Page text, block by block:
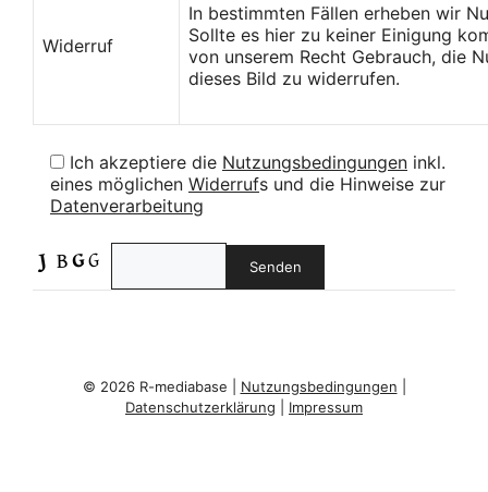
Widerruf
In bestimmten Fällen erheben wir
Sollte es hier zu keiner Einigung
von unserem Recht Gebrauch, die
dieses Bild zu widerrufen.
Ich akzeptiere die Nutzungsbedingungen inkl.
eines möglichen Widerrufs und die Hinweise zur
Datenverarbeitung
© 2026 R-mediabase | Nutzungsbedingungen
Datenschutzerklärung
Impressum